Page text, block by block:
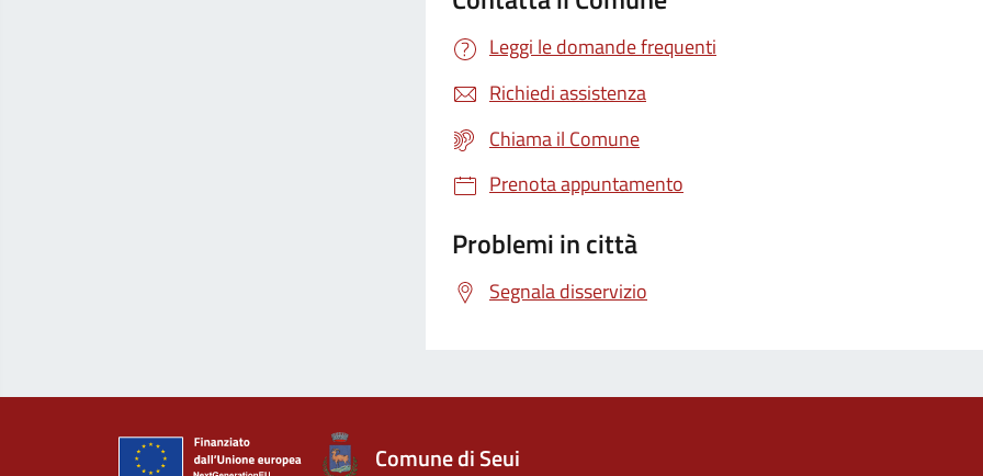
Leggi le domande frequenti
Richiedi assistenza
Chiama il Comune
Prenota appuntamento
Problemi in città
Segnala disservizio
Comune di Seui